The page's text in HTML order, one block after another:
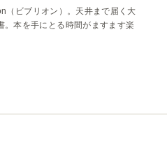
（ビブリオン）。天井まで届く大
。本を手にとる時間がますます楽